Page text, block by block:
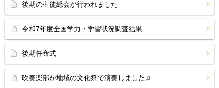
後期の生徒総会が行われました
令和7年度全国学力・学習状況調査結果
後期任命式
吹奏楽部が地域の文化祭で演奏しました♫